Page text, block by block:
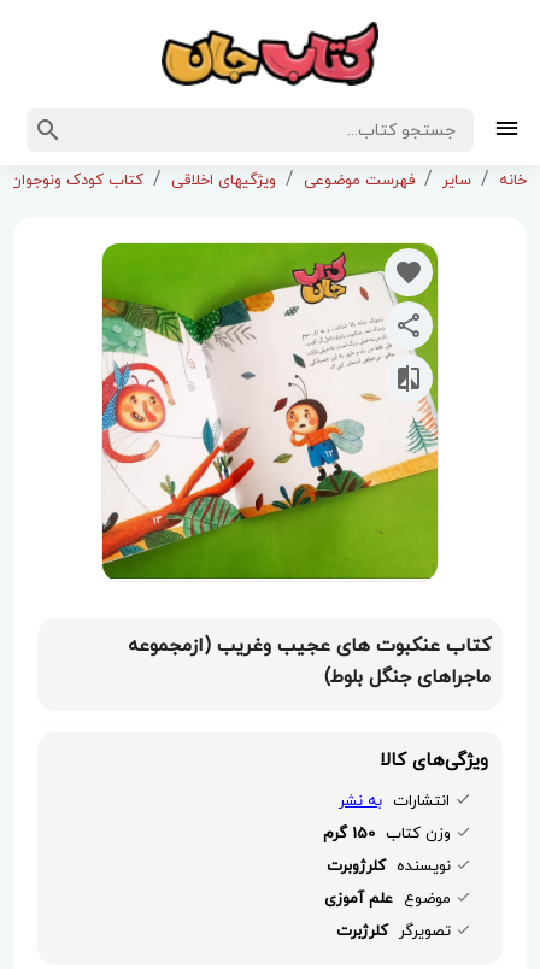
خانه سایر فهرست موضوعی ویژگیهای اخلاقی کتاب کودک ونوجوان
کتاب عنکبوت های عجیب وغریب (ازمجموعه
ماجراهای جنگل بلوط)
ویژگی‌های کالا
انتشارات به نشر
وزن کتاب 150 گرم
نویسنده کلرژوبرت
موضوع علم آموزی
تصویرگر کلرژبرت